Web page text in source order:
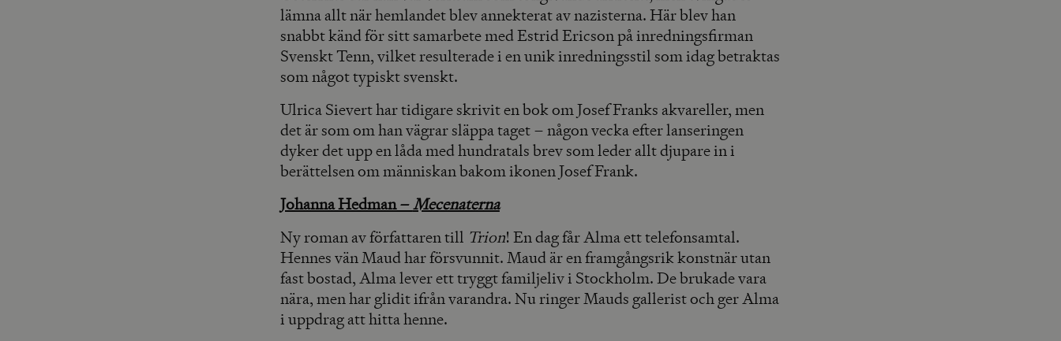
lämna allt när hemlandet blev annekterat av nazisterna. Här blev han
snabbt känd för sitt samarbete med Estrid Ericson på inredningsfirman
Svenskt Tenn, vilket resulterade i en unik inredningsstil som idag betraktas
som något typiskt svenskt.
Ulrica Sievert har tidigare skrivit en bok om Josef Franks akvareller, men
det är som om han vägrar släppa taget – någon vecka efter lanseringen
dyker det upp en låda med hundratals brev som leder allt djupare in i
berättelsen om människan bakom ikonen Josef Frank.
Johanna Hedman –Mecenaterna
Ny roman av författaren till Trion! En dag får Alma ett telefonsamtal.
Hennes vän Maud har försvunnit. Maud är en framgångsrik konstnär utan
fast bostad, Alma lever ett tryggt familjeliv i Stockholm. De brukade vara
nära, men har glidit ifrån varandra. Nu ringer Mauds gallerist och ger Alma
i uppdrag att hitta henne.